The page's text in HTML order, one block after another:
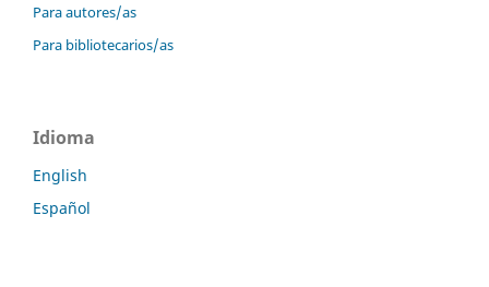
Para autores/as
Para bibliotecarios/as
Idioma
English
Español